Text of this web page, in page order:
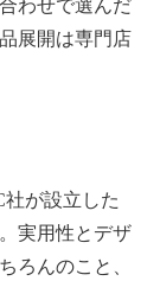
わせで選んだ
展開は専門店
が設立した
実用性とデザ
ろんのこと、